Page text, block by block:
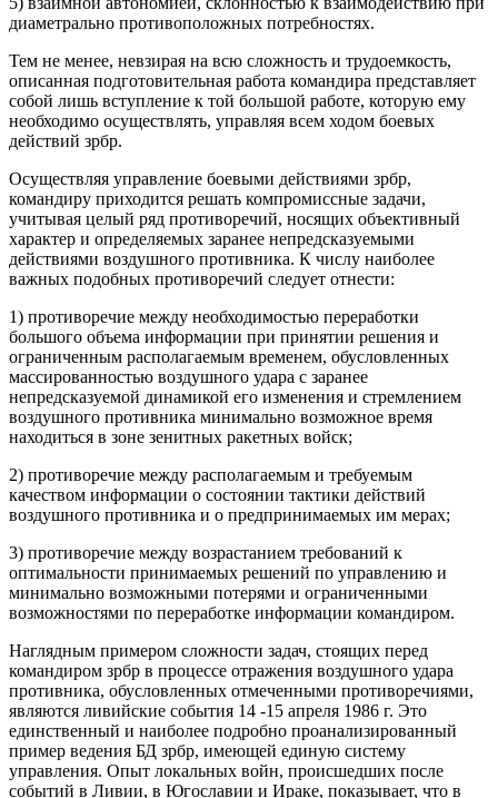
диаметрально противоположных потребностях.
Тем не менее, невзирая на всю сложность и трудоемкость,
описанная подготовительная работа командира представляет
собой лишь вступление к той большой работе, которую ему
необходимо осуществлять, управляя всем ходом боевых
действий зрбр.
Осуществляя управление боевыми действиями зрбр,
командиру приходится решать компромиссные задачи,
учитывая целый ряд противоречий, носящих объективный
характер и определяемых заранее непредсказуемыми
действиями воздушного противника. К числу наиболее
важных подобных противоречий следует отнести:
1) противоречие между необходимостью переработки
большого объема информации при принятии решения и
ограниченным располагаемым временем, обусловленных
массированностью воздушного удара с заранее
непредсказуемой динамикой его изменения и стремлением
воздушного противника минимально возможное время
находиться в зоне зенитных ракетных войск;
2) противоречие между располагаемым и требуемым
качеством информации о состоянии тактики действий
воздушного противника и о предпринимаемых им мерах;
3) противоречие между возрастанием требований к
оптимальности принимаемых решений по управлению и
минимально возможными потерями и ограниченными
возможностями по переработке информации командиром.
Наглядным примером сложности задач, стоящих перед
командиром зрбр в процессе отражения воздушного удара
противника, обусловленных отмеченными противоречиями,
являются ливийские события 14 -15 апреля 1986 г. Это
единственный и наиболее подробно проанализированный
пример ведения БД зрбр, имеющей единую систему
управления. Опыт локальных войн, происшедших после
событий в Ливии, в Югославии и Ираке, показывает, что в